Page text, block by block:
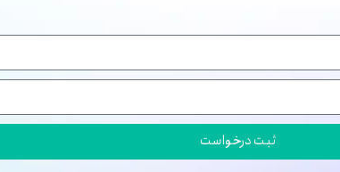
ثبت درخواست